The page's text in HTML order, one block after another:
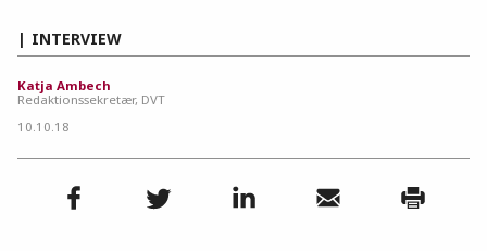
INTERVIEW
Katja Ambech
Redaktionssekretær, DVT
10.10.18